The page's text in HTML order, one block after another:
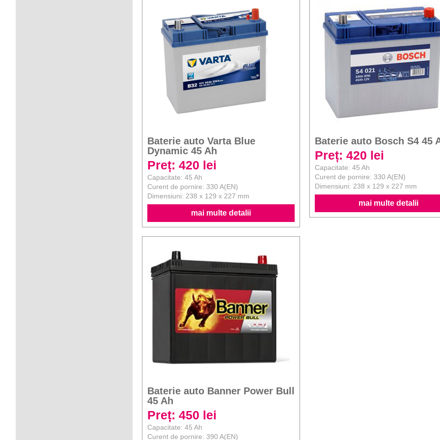
Baterie auto Varta Blue
Dynamic 45 Ah
Preț: 420 lei
Capacitate: 45 Ah
Curent de pornire: 330 A(EN)
Dimensiuni: 238 x 129 x 227 mm
mai multe detalii
Baterie auto Bosch S4 45
Preț: 420 lei
Capacitate: 45 Ah
Curent de pornire: 330 A(EN)
Dimensiuni: 238 x 129 x 227 mm
mai multe detalii
Baterie auto Banner Power Bull
45 Ah
Preț: 450 lei
Capacitate: 45 Ah
Curent de pornire: 390 A(EN)